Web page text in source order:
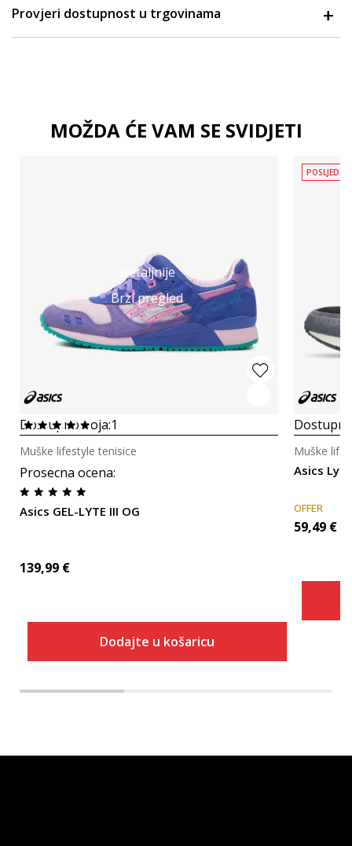
Provjeri dostupnost u trgovinama
MOŽDA ĆE VAM SE SVIDJETI
Detaljnije
Brzi pregled
Dostupno boja:1
Prosecna ocena:
Asics GEL-LYTE III OG
Muške lifestyle tenisice
139,99 €
Dodajte u košaricu
Asics
Muške
OFFER
59,49 €